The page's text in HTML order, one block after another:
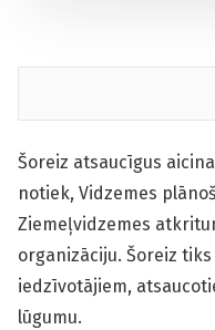
Šoreiz atsaucīgus
notiek, Vidzemes
Ziemeļvidzemes
organizāciju. Šoreiz
iedzīvotājiem,
lūgumu.